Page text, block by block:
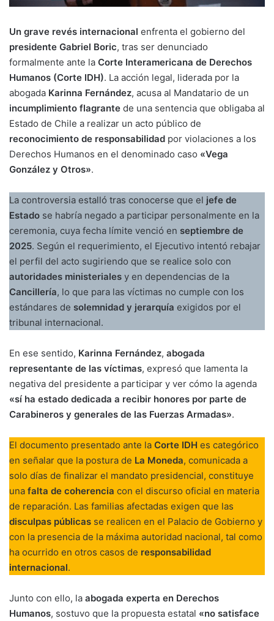
Un grave revés internacional enfrenta el gobierno del
presidente Gabriel Boric, tras ser denunciado
formalmente ante la Corte Interamericana de Derechos
Humanos (Corte IDH). La acción legal, liderada por la
abogada Karinna Fernández, acusa al Mandatario de un
incumplimiento flagrante de una sentencia que obligaba al
Estado de Chile a realizar un acto público de
reconocimiento de responsabilidad por violaciones a los
Derechos Humanos en el denominado caso «Vega
González y Otros».
La controversia estalló tras conocerse que el jefe de
Estado se habría negado a participar personalmente en la
ceremonia, cuya fecha límite venció en septiembre de
2025. Según el requerimiento, el Ejecutivo intentó rebajar
el perfil del acto sugiriendo que se realice solo con
autoridades ministeriales y en dependencias de la
Cancillería, lo que para las víctimas no cumple con los
estándares de solemnidad y jerarquía exigidos por el
tribunal internacional.
En ese sentido, Karinna Fernández, abogada
representante de las víctimas, expresó que lamenta la
negativa del presidente a participar y ver cómo la agenda
«sí ha estado dedicada a recibir honores por parte de
Carabineros y generales de las Fuerzas Armadas».
El documento presentado ante la Corte IDH es categórico
en señalar que la postura de La Moneda, comunicada a
solo días de finalizar el mandato presidencial, constituye
una falta de coherencia con el discurso oficial en materia
de reparación. Las familias afectadas exigen que las
disculpas públicas se realicen en el Palacio de Gobierno y
con la presencia de la máxima autoridad nacional, tal como
ha ocurrido en otros casos de responsabilidad
internacional.
Junto con ello, la abogada experta en Derechos
Humanos, sostuvo que la propuesta estatal «no satisface